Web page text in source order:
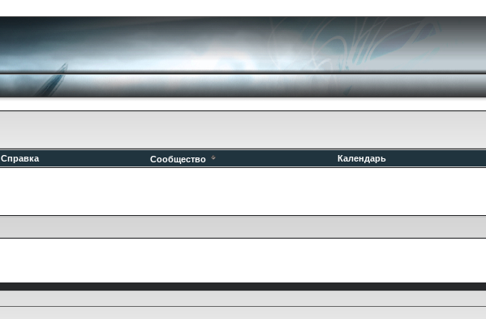
Справка Сообщество Календарь